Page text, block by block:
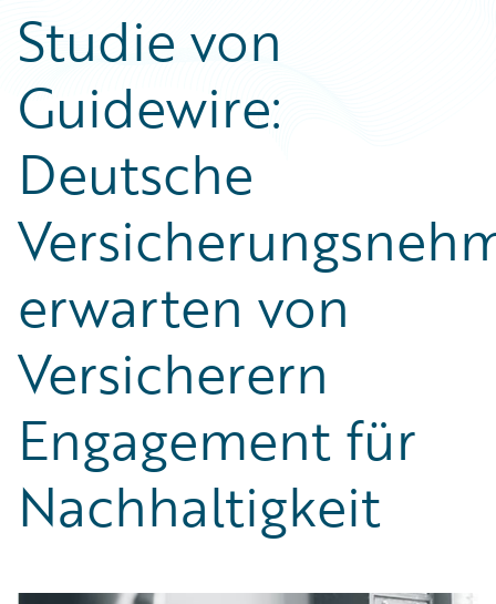
Studie von
Guidewire:
Deutsche
erwarten von
Versicherern
Engagement für
Nachhaltigkeit